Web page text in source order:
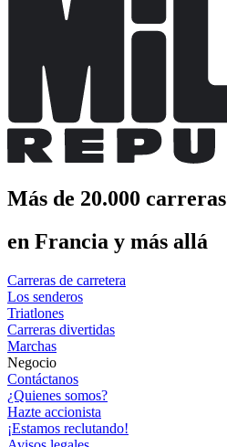
Más de 20.000 carreras
en Francia y más allá
Carreras de carretera
Los senderos
Triatlones
Carreras divertidas
Marchas
Negocio
Contáctanos
¿Quienes somos?
Hazte accionista
¡Estamos reclutando!